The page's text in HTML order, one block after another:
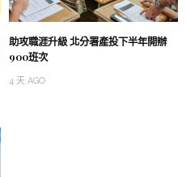
助攻職涯升級 北分署產投下半年開辦
900班次
4 天 AGO